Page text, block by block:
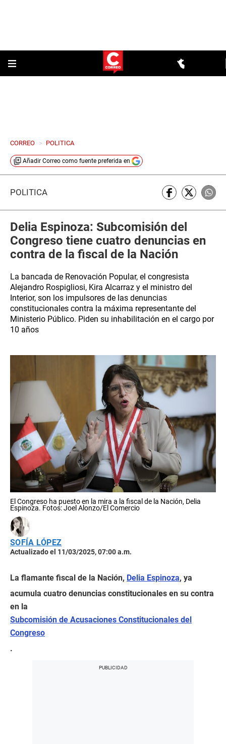
CORREO > POLITICA
Añadir Correo como fuente preferida en
POLÍTICA
Delia Espinoza: Subcomisión del
Congreso tiene cuatro denuncias en
contra de la fiscal de la Nación
La bancada de Renovación Popular, el congresista
Alejandro Rospigliosi, Kira Alcarraz y el ministro del
Interior, son los impulsores de las denuncias
constitucionales contra la máxima representante del
Ministerio Público. Piden su inhabilitación en el cargo por
10 años
El Congreso ha puesto en la mira a la fiscal de la Nación, Delia
Espinoza. Fotos: Joel Alonzo/El Comercio
SOFÍA LÓPEZ
Actualizado el 11/03/2025, 07:00 a.m.
La flamante fiscal de la Nación, Delia Espinoza, ya
acumula cuatro denuncias constitucionales en su contra
en la
Subcomisión de Acusaciones Constitucionales del
Congreso
.